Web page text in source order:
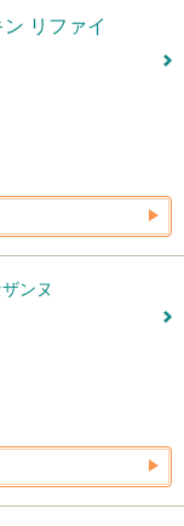
リファイ
ンヌ